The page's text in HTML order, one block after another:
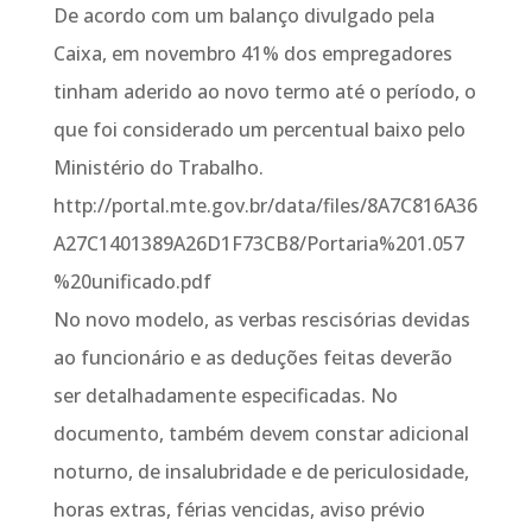
De acordo com um balanço divulgado pela
Caixa, em novembro 41% dos empregadores
tinham aderido ao novo termo até o período, o
que foi considerado um percentual baixo pelo
Ministério do Trabalho.
http://portal.mte.gov.br/data/files/8A7C816A36
A27C1401389A26D1F73CB8/Portaria%201.057
%20unificado.pdf
No novo modelo, as verbas rescisórias devidas
ao funcionário e as deduções feitas deverão
ser detalhadamente especificadas. No
documento, também devem constar adicional
noturno, de insalubridade e de periculosidade,
horas extras, férias vencidas, aviso prévio